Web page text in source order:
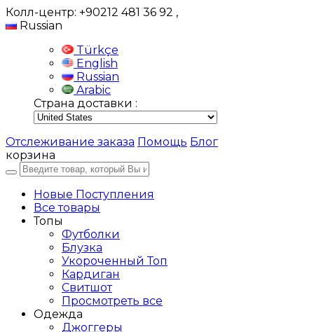
Колл-центр: +90212 481 36 92 ,
Russian
Türkçe
English
Russian
Arabic
Страна доставки :
Отслеживание заказа Помощь Блог
корзина
Новые Поступления
Все товары
Топы
Футболки
Блузка
Укороченный Топ
Кардиган
Свитшот
Просмотреть все
Одежда
Джоггеры